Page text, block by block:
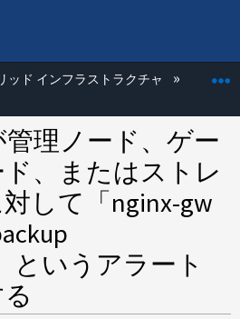
を展開/折りたたむ
ッド インフラストラクチャ
管理ノード、ゲー
、またはストレ
して「nginx-gw
というアラート